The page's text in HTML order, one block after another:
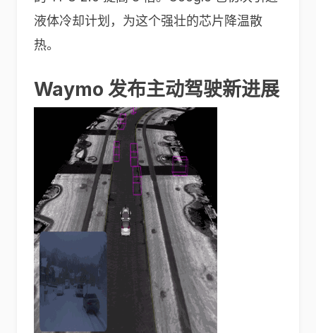
液体冷却计划，为这个强壮的芯片降温散
热。
Waymo 发布主动驾驶新进展